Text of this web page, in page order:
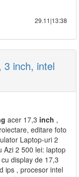
29.11|13:38
3 inch, intel
acer 17,3 inch ,
editare foto
Laptop-uri 2
Azi 2 500 lei: laptop
display de 17,3
ips , procesor intel